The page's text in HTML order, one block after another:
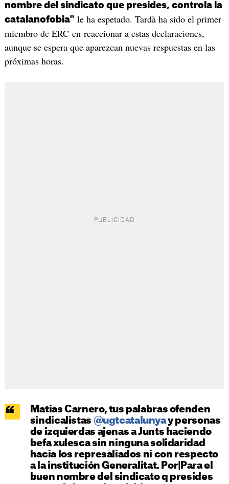
nombre del sindicato que presides, controla la
catalanofobia" le ha espetado. Tardà ha sido el primer
miembro de ERC en reaccionar a estas declaraciones,
aunque se espera que aparezcan nuevas respuestas en las
próximas horas.
Matias Carnero, tus palabras ofenden
sindicalistas @ugtcatalunyay personas
de izquierdas ajenas a Junts haciendo
befa xulesca sin ninguna solidaridad
hacia los represaliados ni con respecto
a la institución Generalitat. Por|Para el
buen nombre del sindicato q presides